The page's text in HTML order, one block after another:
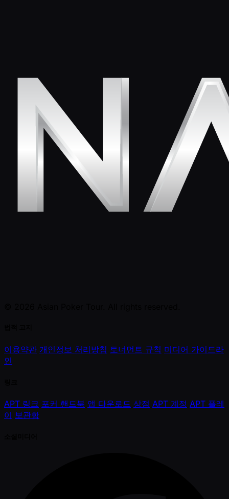
이용약관 개인정보 처리방침 토너먼트 규칙 미디어 가이드라
인
APT 링크 포커 핸드북 앱 다운로드 상점 APT 계정 APT 플레
이 보관함